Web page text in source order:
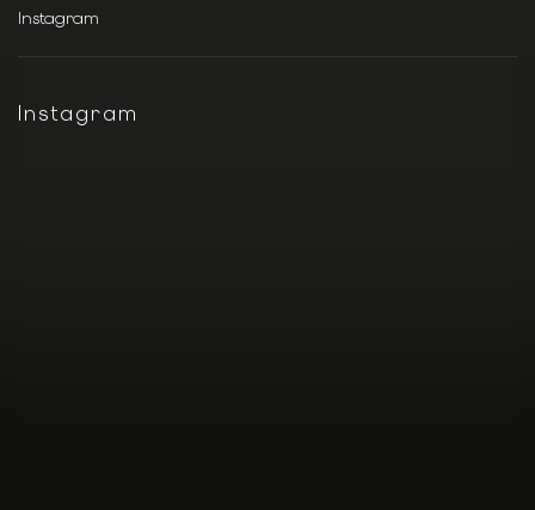
Instagram
Instagram